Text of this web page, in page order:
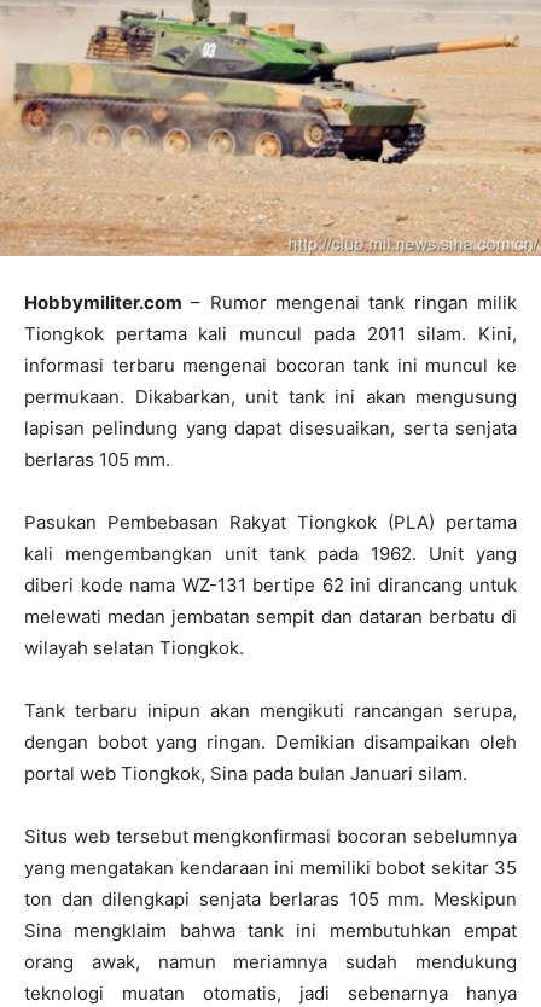
Hobbymiliter.com – Rumor mengenai tank ringan milik
Tiongkok pertama kali muncul pada 2011 silam. Kini,
informasi terbaru mengenai bocoran tank ini muncul ke
permukaan. Dikabarkan, unit tank ini akan mengusung
lapisan pelindung yang dapat disesuaikan, serta senjata
berlaras 105 mm.
Pasukan Pembebasan Rakyat Tiongkok (PLA) pertama
kali mengembangkan unit tank pada 1962. Unit yang
diberi kode nama WZ-131 bertipe 62 ini dirancang untuk
melewati medan jembatan sempit dan dataran berbatu di
wilayah selatan Tiongkok.
Tank terbaru inipun akan mengikuti rancangan serupa,
dengan bobot yang ringan. Demikian disampaikan oleh
portal web Tiongkok, Sina pada bulan Januari silam.
Situs web tersebut mengkonfirmasi bocoran sebelumnya
yang mengatakan kendaraan ini memiliki bobot sekitar 35
ton dan dilengkapi senjata berlaras 105 mm. Meskipun
Sina mengklaim bahwa tank ini membutuhkan empat
orang awak, namun meriamnya sudah mendukung
teknologi muatan otomatis, jadi sebenarnya hanya